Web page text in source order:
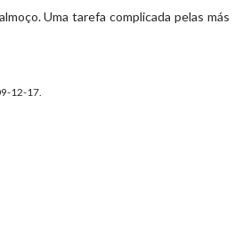
Uma tarefa complicada pelas más
12-17.